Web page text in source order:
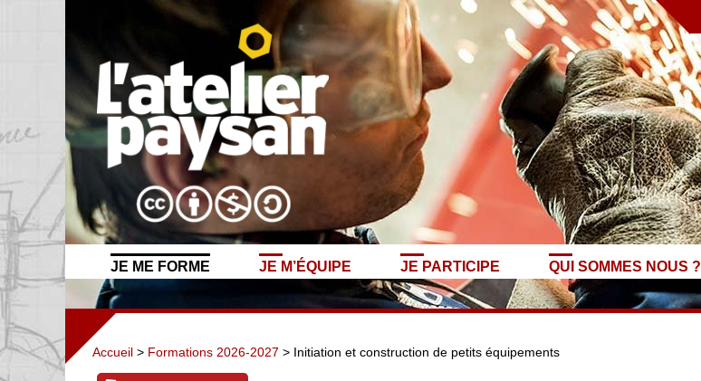
JE ME FORME JE M’ÉQUIPE JE PARTICIPE QUI SOMMES NOUS ?
Accueil > Formations 2026-2027 > Initiation et construction de petits équipements